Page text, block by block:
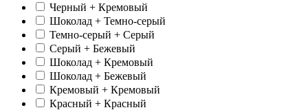
Черный + Кремовый
Шоколад + Темно-серый
Темно-серый + Серый
Серый + Бежевый
Шоколад + Кремовый
Шоколад + Бежевый
Кремовый + Кремовый
Красный + Красный